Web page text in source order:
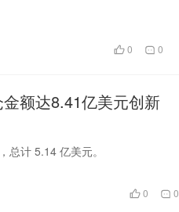
0 0
额达8.41亿美元创新
总计 5.14 亿美元。
0 0